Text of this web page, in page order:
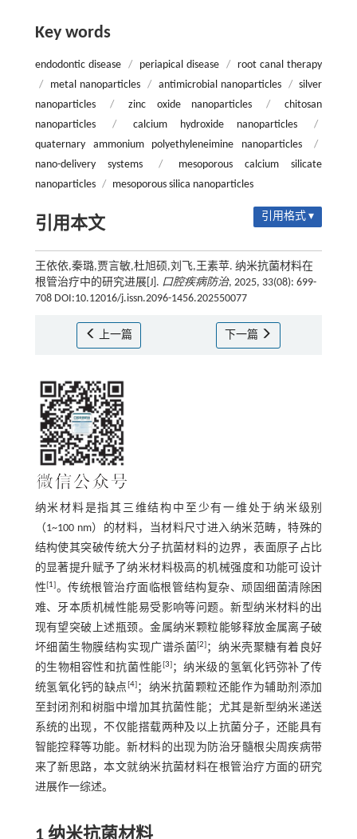
Key words
endodontic disease / periapical disease /
root canal therapy
/
metal nanoparticles / antimicrobial nanoparticles / silver
nanoparticles
/ zinc oxide nanoparticles /
chitosan
nanoparticles
/ calcium hydroxide nanoparticles
/
quaternary ammonium polyethyleneimine nanoparticles
/
nano-delivery systems
/
mesoporous calcium silicate
nanoparticles / mesoporous silica nanoparticles
引用本文 引用格式 ▾
王依依,秦璐,贾言敏,杜旭硕,刘飞,王素苹. 纳米抗菌材料在
根管治疗中的研究进展[J]. 口腔疾病防治, 2025, 33(08): 699-
708 DOI:10.12016/j.issn.2096-1456.202550077
上一篇 下一篇
纳米材料是指其三维结构中至少有一维处于纳米级别
（1~100 nm）的材料，当材料尺寸进入纳米范畴，特殊的
结构使其突破传统大分子抗菌材料的边界，表面原子占比
的显著提升赋予了纳米材料极高的机械强度和功能可设计
性[1]。传统根管治疗面临根管结构复杂、顽固细菌清除困
难、牙本质机械性能易受影响等问题。新型纳米材料的出
现有望突破上述瓶颈。金属纳米颗粒能够释放金属离子破
坏细菌生物膜结构实现广谱杀菌[2] ；纳米壳聚糖有着良好
的生物相容性和抗菌性能[3]；纳米级的氢氧化钙弥补了传
统氢氧化钙的缺点[4] ；纳米抗菌颗粒还能作为辅助剂添加
至封闭剂和树脂中增加其抗菌性能；尤其是新型纳米递送
系统的出现，不仅能搭载两种及以上抗菌分子，还能具有
智能控释等功能。新材料的出现为防治牙髓根尖周疾病带
来了新思路，本文就纳米抗菌材料在根管治疗方面的研究
进展作一综述。